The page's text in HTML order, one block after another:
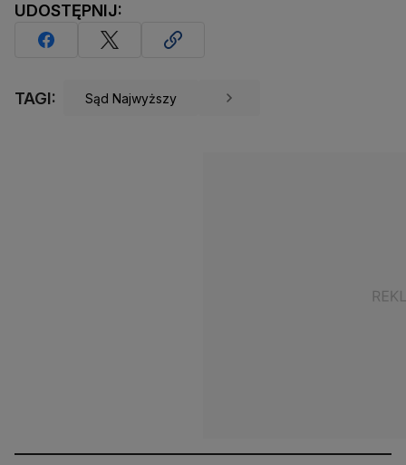
UDOSTĘPNIJ:
TAGI: Sąd Najwyższy